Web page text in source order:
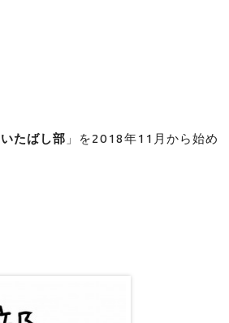
いたばし部 」を2018年11月から始め